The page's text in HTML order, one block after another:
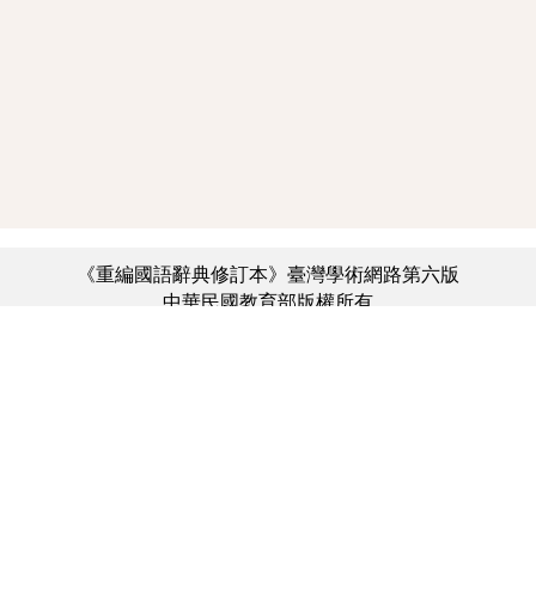
《重編國語辭典修訂本》臺灣學術網路第六版
中華民國教育部版權所有